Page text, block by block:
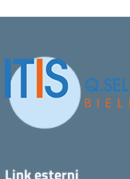
Link esterni